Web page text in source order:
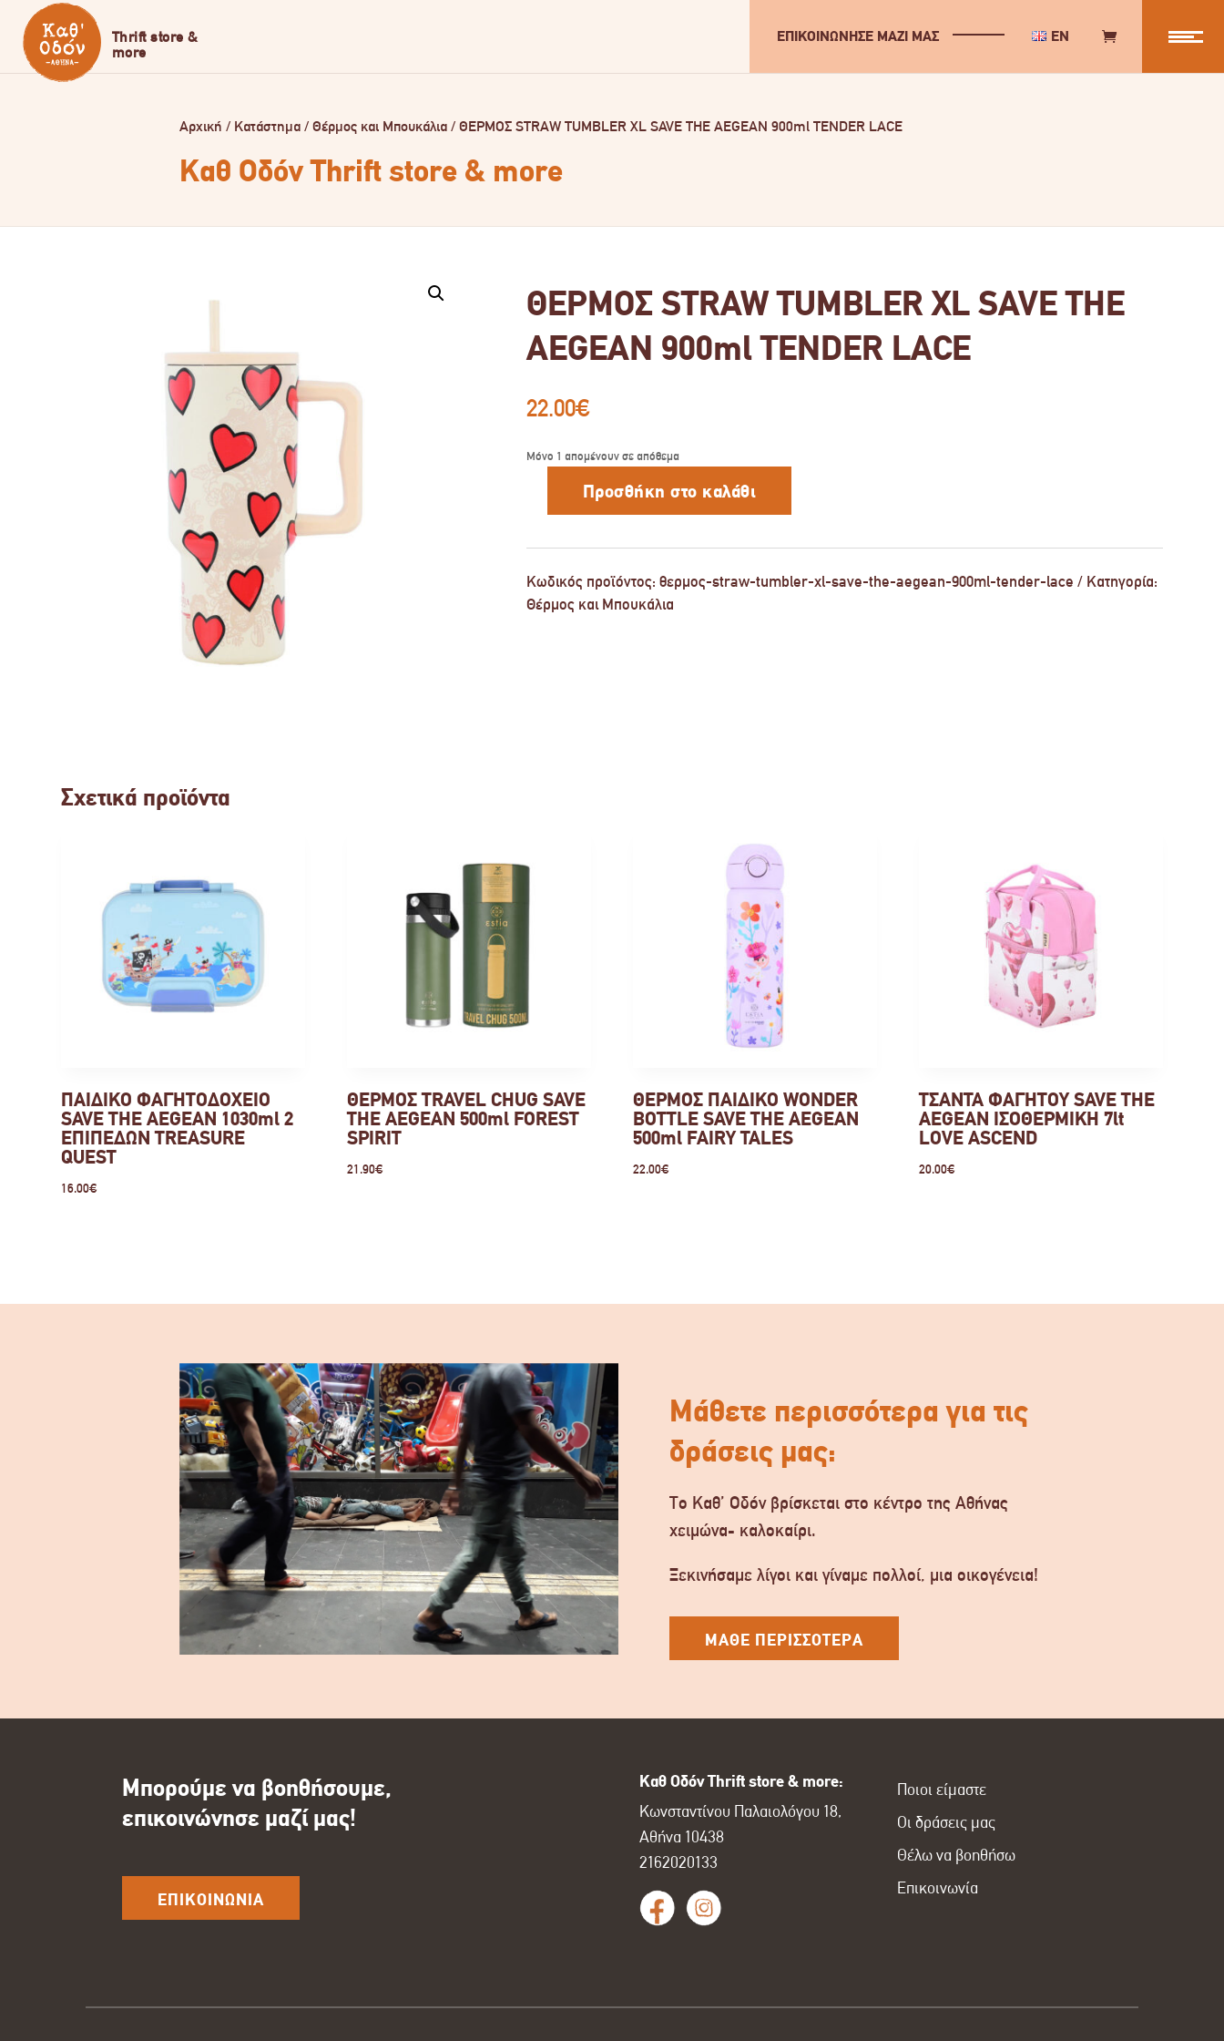
ΕΠΙΚΟΙΝΩΝΗΣΕ ΜΑΖΙ ΜΑΣ EN
Αρχική / Κατάστημα /Θέρμος και Μπουκάλια /ΘΕΡΜΟΣ STRAW TUMBLER XL SAVE THE AEGEAN 900ml TENDER LACE
Καθ Οδόν Thrift store & more
ΘΕΡΜΟΣ STRAW TUMBLER XL SAVE THE
AEGEAN 900ml TENDER LACE
22.00€
Μόνο 1 απομένουν σε απόθεμα
STRAW
XL
THE
AEGEAN
900ml
Προσθήκη στο καλάθι
Κωδικός προϊόντος: θερμος-straw-tumbler-xl-save-the-aegean-900ml-tender-lace
Κατηγορία:
Θέρμος και Μπουκάλια
Σχετικά προϊόντα
ΠΑΙΔΙΚΟ ΦΑΓΗΤΟΔΟΧΕΙΟ
SAVE THE AEGEAN 1030ml 2
ΕΠΙΠΕΔΩΝ TREASURE
QUEST
16.00€
ΘΕΡΜΟΣ TRAVEL CHUG SAVE
THE AEGEAN 500ml FOREST
SPIRIT
21.90€
ΘΕΡΜΟΣ ΠΑΙΔΙΚΟ WONDER
BOTTLE SAVE THE AEGEAN
500ml FAIRY TALES
22.00€
ΤΣΑΝΤΑ ΦΑΓΗΤΟΥ SAVE THE
AEGEAN ΙΣΟΘΕΡΜΙΚΗ 7lt
LOVE ASCEND
20.00€
Μάθετε περισσότερα για τις
δράσεις μας:
Το Καθ’ Οδόν βρίσκεται στο κέντρο της Αθήνας
χειμώνα- καλοκαίρι.
Ξεκινήσαμε λίγοι και γίναμε πολλοί, μια οικογένεια!
ΜΑΘΕ ΠΕΡΙΣΣΟΤΕΡΑ
Μπορούμε να βοηθήσουμε,
επικοινώνησε μαζί μας!
ΕΠΙΚΟΙΝΩΝΙΑ
Καθ Οδόν Thrift store & more:
Κωνσταντίνου Παλαιολόγου 18,
Αθήνα 10438
2162020133
Ποιοι είμαστε
Οι δράσεις μας
Θέλω να βοηθήσω
Επικοινωνία